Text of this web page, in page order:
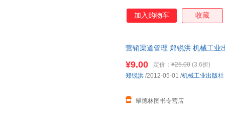
加入购物车 收藏
营销渠道管理 郑锐洪 机械工业
¥9.00 定价： ¥25.00 (3.6折)
翠德林图书专营店
郑锐洪 /2012-05-01 /机械工业出版社